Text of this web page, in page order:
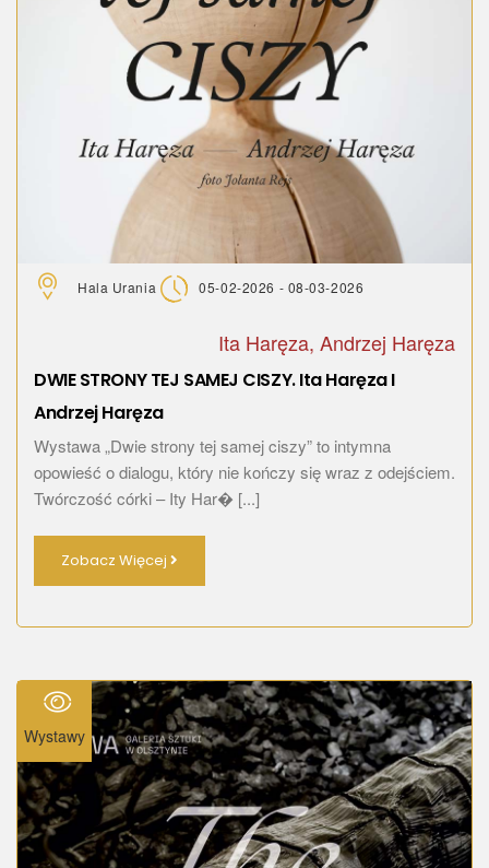
Hala Urania 05-02-2026 - 08-03-2026
Ita Haręza, Andrzej Haręza
DWIE STRONY TEJ SAMEJ CISZY. Ita Haręza I
Andrzej Haręza
Wystawa „Dwie strony tej samej ciszy” to intymna
opowieść o dialogu, który nie kończy się wraz z odejściem.
Twórczość córki – Ity Har� [...]
Zobacz Więcej
Wystawy